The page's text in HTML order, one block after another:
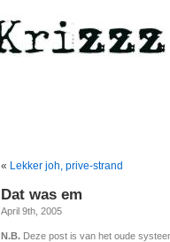
« Lekker joh, prive-strand
Dat was em
April 9th, 2005
N.B. Deze post is van het oude